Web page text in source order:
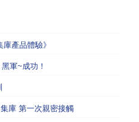
產品體驗》
軍~成功！
庫 第一次親密接觸